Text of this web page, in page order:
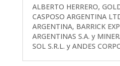
ALBERTO HERRERO,
CASPOSO ARGENTINA
ARGENTINA, BARRICK
ARGENTINAS S.A. y
SOL S.R.L. y ANDES